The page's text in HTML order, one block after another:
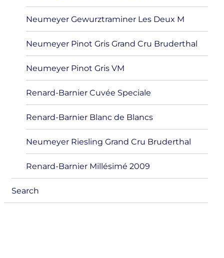
Neumeyer Gewurztraminer Les Deux M
Neumeyer Pinot Gris Grand Cru Bruderthal
Neumeyer Pinot Gris VM
Renard-Barnier Cuvée Speciale
Renard-Barnier Blanc de Blancs
Neumeyer Riesling Grand Cru Bruderthal
Renard-Barnier Millésimé 2009
Search